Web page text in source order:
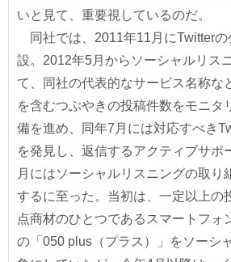
いと見て、重要視しているのだ。
同社では、2011年11月にTwitterの
設。2012年5月からソーシャルリス
て、同社の代表的なサービス名称な
を含むつぶやきの投稿件数をモニタ
備を進め、同年7月には対応すべき
を発見し、返信するアクティブサポ
月にはソーシャルリスニングの取り
するに至った。当初は、一定以上の
点商材のひとつであるスマートフォ
の「050 plus（プラス）」をソーシ